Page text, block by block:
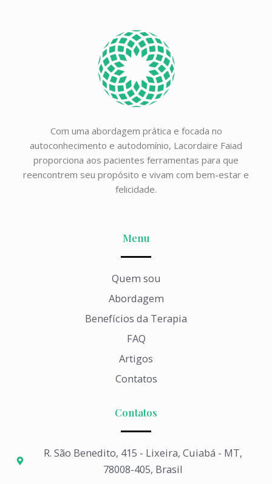
Com uma abordagem prática e focada no
autoconhecimento e autodomínio, Lacordaire Faiad
proporciona aos pacientes ferramentas para que
reencontrem seu propósito e vivam com bem-estar e
felicidade.
Menu
Quem sou
Abordagem
Benefícios da Terapia
FAQ
Artigos
Contatos
Contatos
R. São Benedito, 415 - Lixeira, Cuiabá - MT,
78008-405, Brasil